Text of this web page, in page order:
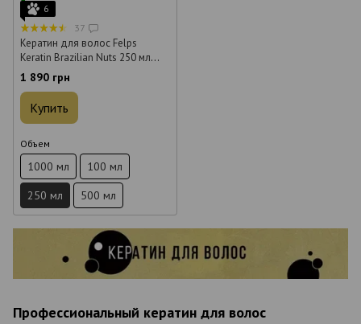
6
37
Кератин для волос Felps
Keratin Brazilian Nuts 250 мл
(шаг 2)
1 890 грн
Купить
Объем
1000 мл
100 мл
250 мл
500 мл
Профессиональный кератин для волос